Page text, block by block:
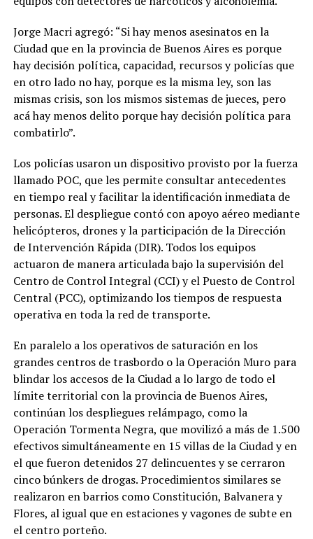
Jorge Macri agregó: “Si hay menos asesinatos en la
Ciudad que en la provincia de Buenos Aires es porque
hay decisión política, capacidad, recursos y policías que
en otro lado no hay, porque es la misma ley, son las
mismas crisis, son los mismos sistemas de jueces, pero
acá hay menos delito porque hay decisión política para
combatirlo”.
Los policías usaron un dispositivo provisto por la fuerza
llamado POC, que les permite consultar antecedentes
en tiempo real y facilitar la identificación inmediata de
personas. El despliegue contó con apoyo aéreo mediante
helicópteros, drones y la participación de la Dirección
de Intervención Rápida (DIR). Todos los equipos
actuaron de manera articulada bajo la supervisión del
Centro de Control Integral (CCI) y el Puesto de Control
Central (PCC), optimizando los tiempos de respuesta
operativa en toda la red de transporte.
En paralelo a los operativos de saturación en los
grandes centros de trasbordo o la Operación Muro para
blindar los accesos de la Ciudad a lo largo de todo el
límite territorial con la provincia de Buenos Aires,
continúan los despliegues relámpago, como la
Operación Tormenta Negra, que movilizó a más de 1.500
efectivos simultáneamente en 15 villas de la Ciudad y en
el que fueron detenidos 27 delincuentes y se cerraron
cinco búnkers de drogas. Procedimientos similares se
realizaron en barrios como Constitución, Balvanera y
Flores, al igual que en estaciones y vagones de subte en
el centro porteño.